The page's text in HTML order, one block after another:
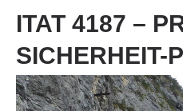
ITAT 4187 –
SICHERHEIT-